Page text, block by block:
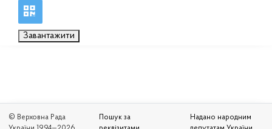
Завантажити
© Верховна Рада
Пошук за
Надано народним